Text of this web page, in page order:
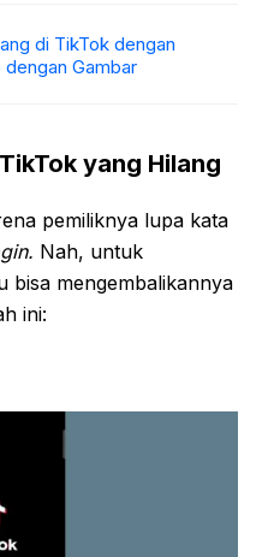
di TikTok dengan
Gambar
yang Hilang
pemiliknya lupa kata
Nah, untuk
bisa mengembalikannya
ini: